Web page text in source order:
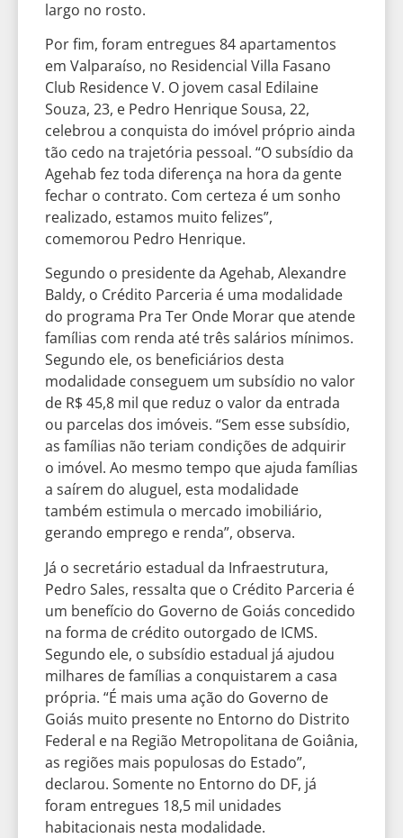
largo no rosto.
Por fim, foram entregues 84 apartamentos
em Valparaíso, no Residencial Villa Fasano
Club Residence V. O jovem casal Edilaine
Souza, 23, e Pedro Henrique Sousa, 22,
celebrou a conquista do imóvel próprio ainda
tão cedo na trajetória pessoal. “O subsídio da
Agehab fez toda diferença na hora da gente
fechar o contrato. Com certeza é um sonho
realizado, estamos muito felizes”,
comemorou Pedro Henrique.
Segundo o presidente da Agehab, Alexandre
Baldy, o Crédito Parceria é uma modalidade
do programa Pra Ter Onde Morar que atende
famílias com renda até três salários mínimos.
Segundo ele, os beneficiários desta
modalidade conseguem um subsídio no valor
de R$ 45,8 mil que reduz o valor da entrada
ou parcelas dos imóveis. “Sem esse subsídio,
as famílias não teriam condições de adquirir
o imóvel. Ao mesmo tempo que ajuda famílias
a saírem do aluguel, esta modalidade
também estimula o mercado imobiliário,
gerando emprego e renda”, observa.
Já o secretário estadual da Infraestrutura,
Pedro Sales, ressalta que o Crédito Parceria é
um benefício do Governo de Goiás concedido
na forma de crédito outorgado de ICMS.
Segundo ele, o subsídio estadual já ajudou
milhares de famílias a conquistarem a casa
própria. “É mais uma ação do Governo de
Goiás muito presente no Entorno do Distrito
Federal e na Região Metropolitana de Goiânia,
as regiões mais populosas do Estado”,
declarou. Somente no Entorno do DF, já
foram entregues 18,5 mil unidades
habitacionais nesta modalidade.